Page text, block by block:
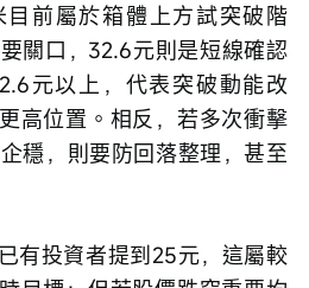
前屬於箱體上方試突破階
關口，32.6元則是短線確認
元以上，代表突破動能改
高位置。相反，若多次衝擊
穩，則要防回落整理，甚至
有投資者提到25元，這屬較